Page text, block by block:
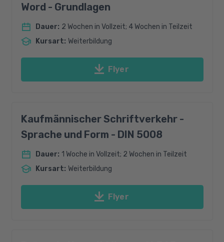
Word - Grundlagen
Dauer: 2 Wochen in Vollzeit; 4 Wochen in Teilzeit
Kursart: Weiterbildung
Flyer
Kaufmännischer Schriftverkehr -
Sprache und Form - DIN 5008
Dauer: 1 Woche in Vollzeit; 2 Wochen in Teilzeit
Kursart: Weiterbildung
Flyer